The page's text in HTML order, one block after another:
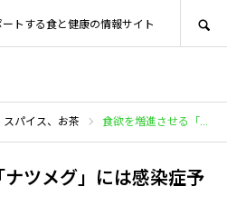
トする食と健康の情報サイト
スパイス、お茶 食欲を増進させる「ナツメグ」には感染症予防にも期待がある
ツメグ」には感染症予